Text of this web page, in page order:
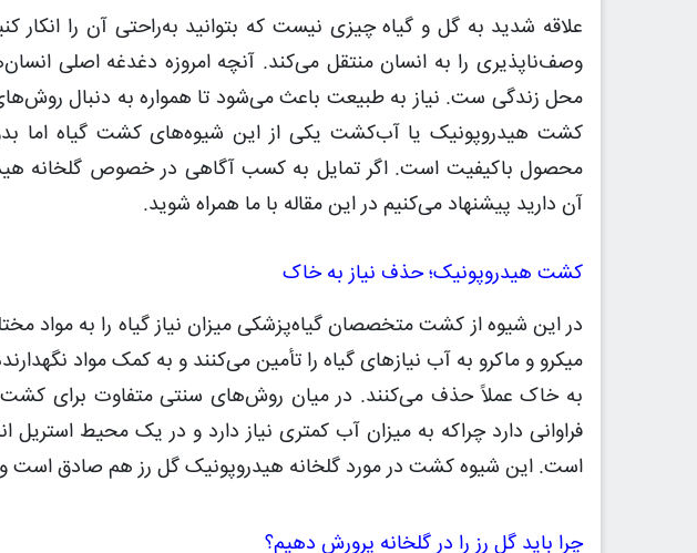
علاقه شدید به گل و گیاه چیزی نیست که بتوانید به‌راحتی آن را
وصف‌ناپذیری را به انسان منتقل می‌کند. آنچه امروزه دغدغه اصلی
محل زندگی ست. نیاز به طبیعت باعث می‌شود تا همواره به دنبال
کشت هیدروپونیک یا آب‌کشت یکی از این شیوه‌های کشت گیاه اما
محصول باکیفیت است. اگر تمایل به کسب آگاهی در خصوص گلخانه
آن دارید پیشنهاد می‌کنیم در این مقاله با ما همراه شوید.
کشت هیدروپونیک؛ حذف نیاز به خاک
در این شیوه از کشت متخصصان گیاه‌پزشکی میزان نیاز گیاه را به مواد
میکرو و ماکرو به آب نیازهای گیاه را تأمین می‌کنند و به کمک مواد
به خاک عملاً حذف می‌کنند. در میان روش‌های سنتی متفاوت برای کشت
فراوانی دارد چراکه به میزان آب کمتری نیاز دارد و در یک محیط
است. این شیوه کشت در مورد گلخانه هیدروپونیک گل رز هم صادق است و
چرا باید گل رز را در گلخانه پرورش دهیم؟